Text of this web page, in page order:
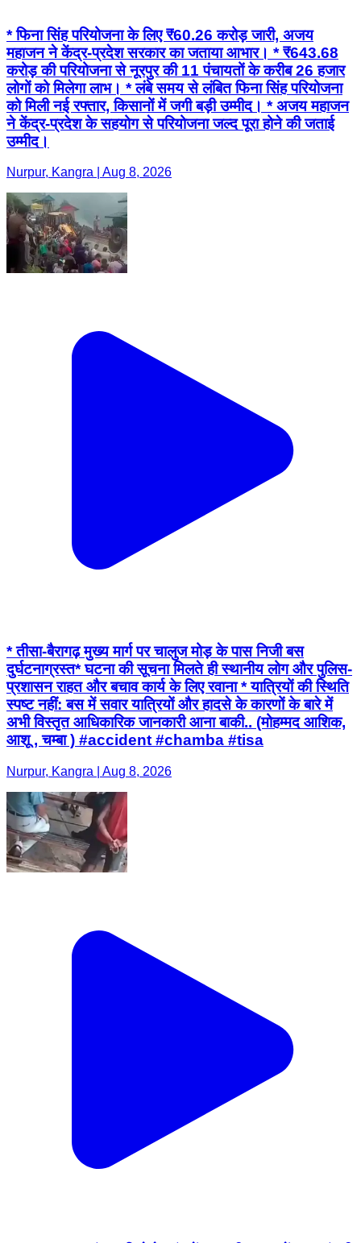
* फिना सिंह परियोजना के लिए ₹60.26 करोड़ जारी, अजय
महाजन ने केंद्र-प्रदेश सरकार का जताया आभार। * ₹643.68
करोड़ की परियोजना से नूरपुर की 11 पंचायतों के करीब 26 हजार
लोगों को मिलेगा लाभ। * लंबे समय से लंबित फिना सिंह परियोजना
को मिली नई रफ्तार, किसानों में जगी बड़ी उम्मीद। * अजय महाजन
ने केंद्र-प्रदेश के सहयोग से परियोजना जल्द पूरा होने की जताई
उम्मीद।
Nurpur, Kangra | Aug 8, 2026
* तीसा-बैरागढ़ मुख्य मार्ग पर चालुज मोड़ के पास निजी बस
दुर्घटनाग्रस्त ​* घटना की सूचना मिलते ही स्थानीय लोग और पुलिस-
प्रशासन राहत और बचाव कार्य के लिए रवाना * ​यात्रियों की स्थिति
स्पष्ट नहीं: बस में सवार यात्रियों और हादसे के कारणों के बारे में
अभी विस्तृत आधिकारिक जानकारी आना बाकी.. (मोहम्मद आशिक,
आशू , चम्बा ) #accident #chamba #tisa
Nurpur, Kangra | Aug 8, 2026